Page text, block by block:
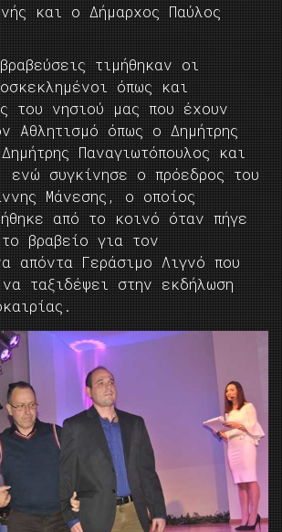
και ο Δήμαρχος Παύλος
τιμήθηκαν οι
όπως και
του νησιού μας που έχουν
Αθλητισμό όπως ο Δημήτρης
Παναγιωτόπουλος και
ενώ συγκίνησε ο πρόεδρος του
Μάνεσης, ο οποίος
από το κοινό όταν πήγε
βραβείο για τον
απόντα Γεράσιμο Λιγνό που
ταξιδέψει στην εκδήλωση